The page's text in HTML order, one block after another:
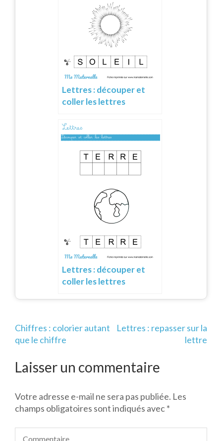
Lettres : découper et
coller les lettres
Lettres : découper et
coller les lettres
Navigation
de
Chiffres : colorier autant
que le chiffre
Lettres : repasser sur la
lettre
Laisser un commentaire
Votre adresse e-mail ne sera pas publiée. Les
champs obligatoires sont indiqués avec*